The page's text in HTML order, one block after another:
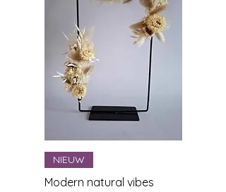
NIEUW
Modern natural vibes